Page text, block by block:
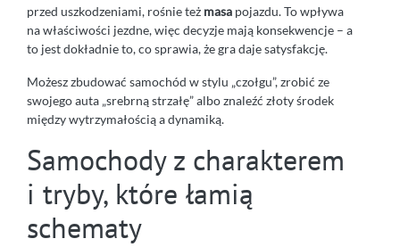
przed uszkodzeniami, rośnie też masa pojazdu. To wpływa
na właściwości jezdne, więc decyzje mają konsekwencje – a
to jest dokładnie to, co sprawia, że gra daje satysfakcję.
Możesz zbudować samochód w stylu „czołgu”, zrobić ze
swojego auta „srebrną strzałę” albo znaleźć złoty środek
między wytrzymałością a dynamiką.
Samochody z charakterem
i tryby, które łamią
schematy